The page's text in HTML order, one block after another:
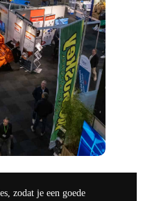
zodat je een goede